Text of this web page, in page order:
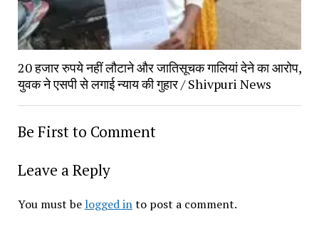
20 हजार रुपये नहीं लौटाने और जातिसूचक गालियां देने का आरोप,
युवक ने एसपी से लगाई न्याय की गुहार / Shivpuri News
Be First to Comment
Leave a Reply
You must be logged into post a comment.